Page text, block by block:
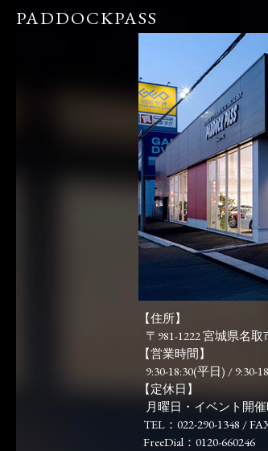
PADDOCKPASS
【住所】
〒981-1222 宮城県名
【営業時間】
9:30-18:30(平日) / 9:30-
【定休日】
月曜日・イベント開
TEL：022-290-1348 /
FreeDial：0120-660246